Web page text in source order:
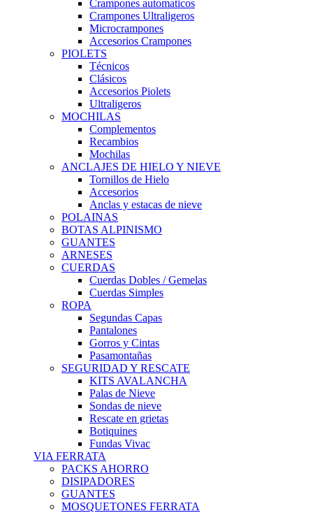
Crampones automaticos
Crampones Ultraligeros
Microcrampones
Accesorios Crampones
PIOLETS
Técnicos
Clásicos
Accesorios Piolets
Ultraligeros
MOCHILAS
Complementos
Recambios
Mochilas
ANCLAJES DE HIELO Y NIEVE
Tornillos de Hielo
Accesorios
Anclas y estacas de nieve
POLAINAS
BOTAS ALPINISMO
GUANTES
ARNESES
CUERDAS
Cuerdas Dobles / Gemelas
Cuerdas Simples
ROPA
Segundas Capas
Pantalones
Gorros y Cintas
Pasamontañas
SEGURIDAD Y RESCATE
KITS AVALANCHA
Palas de Nieve
Sondas de nieve
Rescate en grietas
Botiquines
Fundas Vivac
VIA FERRATA
PACKS AHORRO
DISIPADORES
GUANTES
MOSQUETONES FERRATA